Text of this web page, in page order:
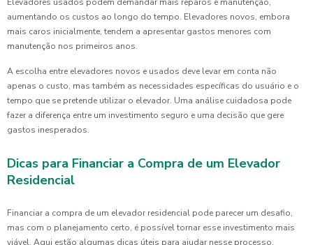
aumentando os custos ao longo do tempo. Elevadores novos, embora
mais caros inicialmente, tendem a apresentar gastos menores com
manutenção nos primeiros anos.
A escolha entre elevadores novos e usados deve levar em conta não
apenas o custo, mas também as necessidades específicas do usuário e o
tempo que se pretende utilizar o elevador. Uma análise cuidadosa pode
fazer a diferença entre um investimento seguro e uma decisão que gere
gastos inesperados.
Dicas para Financiar a Compra de um Elevador
Residencial
Financiar a compra de um elevador residencial pode parecer um desafio,
mas com o planejamento certo, é possível tornar esse investimento mais
viável. Aqui estão algumas dicas úteis para ajudar nesse processo.